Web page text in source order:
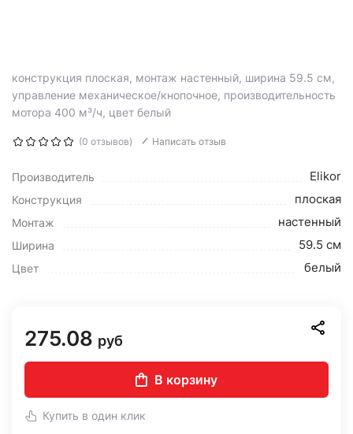
конструкция плоская, монтаж настенный, ширина 59.5 см,
управление механическое/кнопочное, производительность
мотора 400 м³/ч, цвет белый
(0 отзывов) Написать отзыв
Производитель Elikor
Конструкция плоская
Монтаж настенный
Ширина 59.5 см
Цвет белый
275.08 руб
В корзину
Купить в один клик